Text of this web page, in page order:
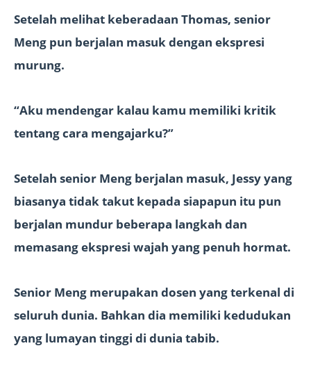
Setelah melihat keberadaan Thomas, senior
Meng pun berjalan masuk dengan ekspresi
murung.
“Aku mendengar kalau kamu memiliki kritik
tentang cara mengajarku?”
Setelah senior Meng berjalan masuk, Jessy yang
biasanya tidak takut kepada siapapun itu pun
berjalan mundur beberapa langkah dan
memasang ekspresi wajah yang penuh hormat.
Senior Meng merupakan dosen yang terkenal di
seluruh dunia. Bahkan dia memiliki kedudukan
yang lumayan tinggi di dunia tabib.